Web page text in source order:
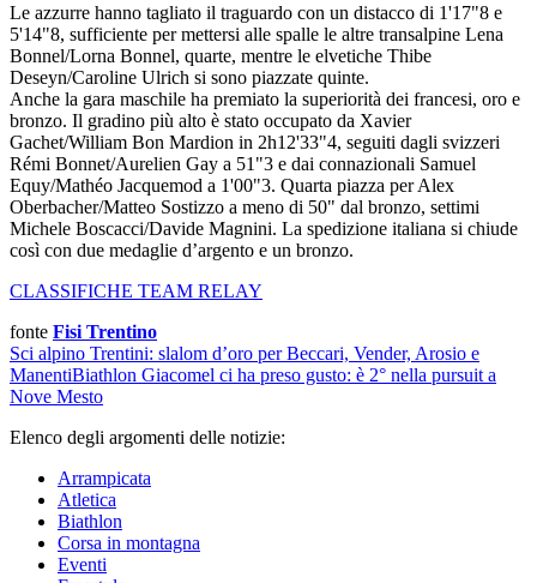
Le azzurre hanno tagliato il traguardo con un distacco di 1'17"8 e
5'14"8, sufficiente per mettersi alle spalle le altre transalpine Lena
Bonnel/Lorna Bonnel, quarte, mentre le elvetiche Thibe
Deseyn/Caroline Ulrich si sono piazzate quinte.
Anche la gara maschile ha premiato la superiorità dei francesi, oro e
bronzo. Il gradino più alto è stato occupato da Xavier
Gachet/William Bon Mardion in 2h12'33"4, seguiti dagli svizzeri
Rémi Bonnet/Aurelien Gay a 51"3 e dai connazionali Samuel
Equy/Mathéo Jacquemod a 1'00"3. Quarta piazza per Alex
Oberbacher/Matteo Sostizzo a meno di 50" dal bronzo, settimi
Michele Boscacci/Davide Magnini. La spedizione italiana si chiude
così con due medaglie d’argento e un bronzo.
CLASSIFICHE TEAM RELAY
fonte Fisi Trentino
Sci alpino Trentini: slalom d’oro per Beccari, Vender, Arosio e
ManentiBiathlon Giacomel ci ha preso gusto: è 2° nella pursuit a
Nove Mesto
Elenco degli argomenti delle notizie:
Arrampicata
Atletica
Biathlon
Corsa in montagna
Eventi